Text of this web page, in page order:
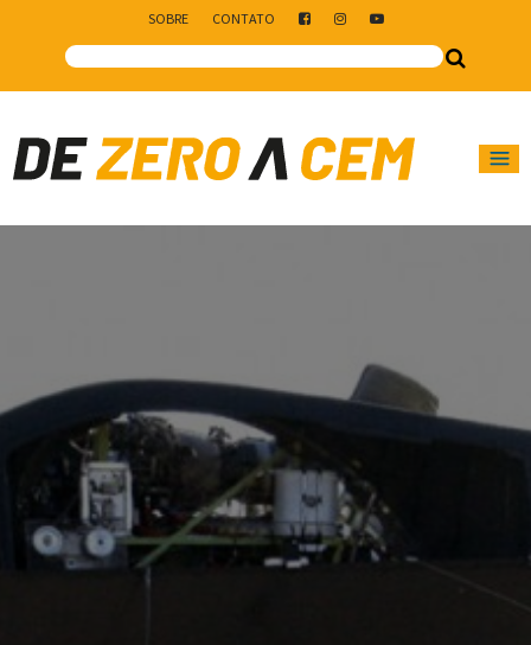
SOBRE CONTATO
Main Navigation